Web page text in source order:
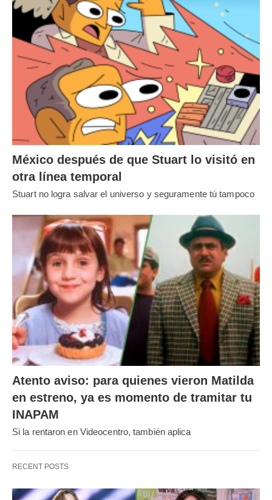
México después de que Stuart lo visitó en
otra línea temporal
Stuart no logra salvar el universo y seguramente tú tampoco
Atento aviso: para quienes vieron Matilda
en estreno, ya es momento de tramitar tu
INAPAM
Si la rentaron en Videocentro, también aplica
RECENT POSTS